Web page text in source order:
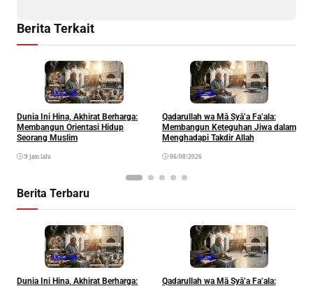
Berita Terkait
Khazanah
Dunia Ini Hina, Akhirat Berharga:
Membangun Orientasi Hidup
Seorang Muslim
9 jam lalu
Ibadah
Qadarullah wa Mā Syā’a Fa’ala:
Membangun Keteguhan Jiwa dalam
Menghadapi Takdir Allah
06/08/2026
Berita Terbaru
Khazanah
Dunia Ini Hina, Akhirat Berharga:
Ibadah
Qadarullah wa Mā Syā’a Fa’ala: